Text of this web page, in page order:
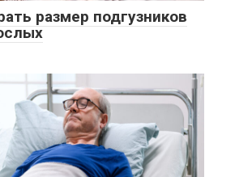
размер подгузников